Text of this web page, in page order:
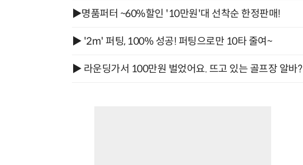
▶명품퍼터 ~60%할인 '10만원'대 선착순 한정판매!
▶ '2m' 퍼팅, 100% 성공! 퍼팅으로만 10타 줄여~
▶ 라운딩가서 100만원 벌었어요. 뜨고 있는 골프장 알바?